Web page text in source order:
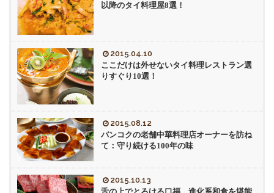
以降のタイ料理屋8選！
2015.04.10
ここだけは外せないタイ料理レストラン選
りすぐり10選！
2015.08.12
バンコクの老舗中華料理店オーナーを訪ね
て：守り続ける100年の味
2015.10.13